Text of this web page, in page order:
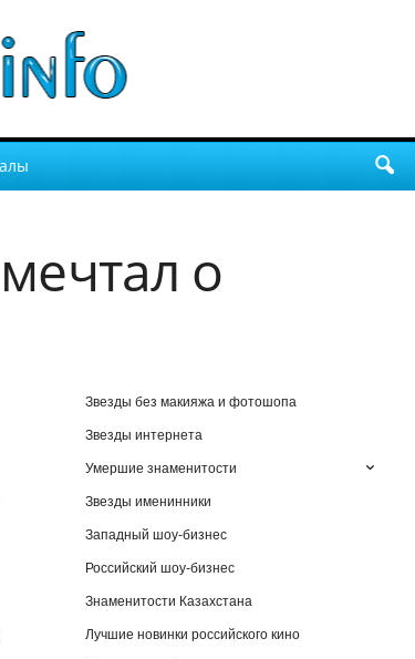
о
Звезды без макияжа и фотошопа
Звезды интернета
Умершие знаменитости
Звезды именинники
Западный шоу-бизнес
Российский шоу-бизнес
Знаменитости Казахстана
Лучшие новинки российского кино